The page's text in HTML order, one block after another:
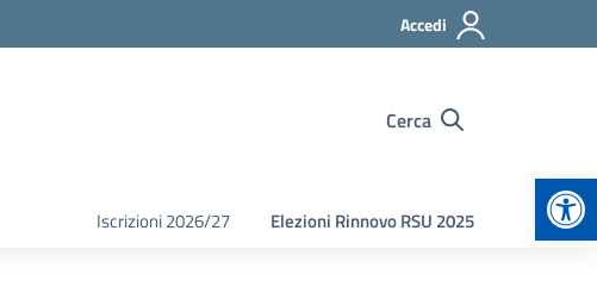
Accedi
Cerca
Iscrizioni 2026/27 Elezioni Rinnovo RSU 2025